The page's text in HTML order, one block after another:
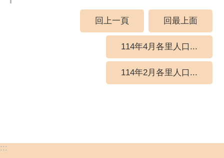
回上一頁 回最上面
114年4月各里人口...
114年2月各里人口...
:::